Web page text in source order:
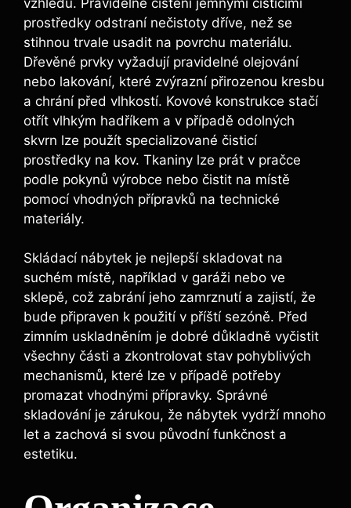
prostředky odstraní nečistoty dříve, než se
stihnou trvale usadit na povrchu materiálu.
Dřevěné prvky vyžadují pravidelné olejování
nebo lakování, které zvýrazní přirozenou kresbu
a chrání před vlhkostí. Kovové konstrukce stačí
otřít vlhkým hadříkem a v případě odolných
skvrn lze použít specializované čisticí
prostředky na kov. Tkaniny lze prát v pračce
podle pokynů výrobce nebo čistit na místě
pomocí vhodných přípravků na technické
materiály.
Skládací nábytek je nejlepší skladovat na
suchém místě, například v garáži nebo ve
sklepě, což zabrání jeho zamrznutí a zajistí, že
bude připraven k použití v příští sezóně. Před
zimním uskladněním je dobré důkladně vyčistit
všechny části a zkontrolovat stav pohyblivých
mechanismů, které lze v případě potřeby
promazat vhodnými přípravky. Správné
skladování je zárukou, že nábytek vydrží mnoho
let a zachová si svou původní funkčnost a
estetiku.